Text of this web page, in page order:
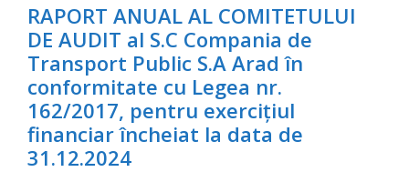
RAPORT ANUAL AL COMITETULUI
DE AUDIT al S.C Compania de
Transport Public S.A Arad în
conformitate cu Legea nr.
162/2017, pentru exerciţiul
financiar încheiat la data de
31.12.2024